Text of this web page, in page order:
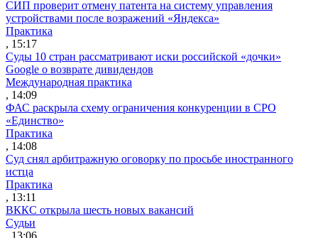
СИП проверит отмену патента на систему управления
устройствами после возражений «Яндекса»
Практика
, 15:17
Суды 10 стран рассматривают иски российской «дочки»
Google о возврате дивидендов
Международная практика
, 14:09
ФАС раскрыла схему ограничения конкуренции в СРО
«Единство»
Практика
, 14:08
Суд снял арбитражную оговорку по просьбе иностранного
истца
Практика
, 13:11
ВККС открыла шесть новых вакансий
Судьи
, 13:06